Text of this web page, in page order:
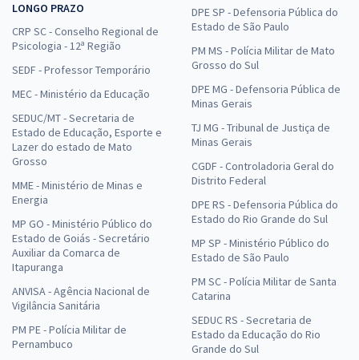
LONGO PRAZO
CRP SC - Conselho Regional de
Psicologia - 12ª Região
SEDF - Professor Temporário
MEC - Ministério da Educação
SEDUC/MT - Secretaria de
Estado de Educação, Esporte e
Lazer do estado de Mato
Grosso
MME - Ministério de Minas e
Energia
MP GO - Ministério Público do
Estado de Goiás - Secretário
Auxiliar da Comarca de
Itapuranga
ANVISA - Agência Nacional de
Vigilância Sanitária
PM PE - Polícia Militar de
Pernambuco
DPE SP - Defensoria Pública do
Estado de São Paulo
PM MS - Polícia Militar de Mato
Grosso do Sul
DPE MG - Defensoria Pública de
Minas Gerais
TJ MG - Tribunal de Justiça de
Minas Gerais
CGDF - Controladoria Geral do
Distrito Federal
DPE RS - Defensoria Pública do
Estado do Rio Grande do Sul
MP SP - Ministério Público do
Estado de São Paulo
PM SC - Polícia Militar de Santa
Catarina
SEDUC RS - Secretaria de
Estado da Educação do Rio
Grande do Sul